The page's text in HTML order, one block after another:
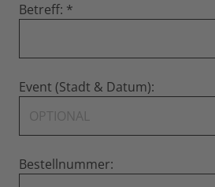
Betreff:
Event (Stadt & Datum):
Bestellnummer: